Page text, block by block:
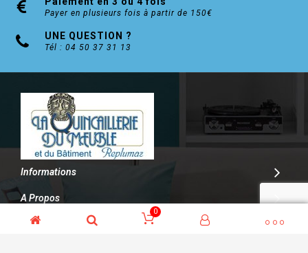
Payer en plusieurs fois à partir de 150€
UNE QUESTION ?
Tél : 04 50 37 31 13
Informations
A Propos
Contact
0